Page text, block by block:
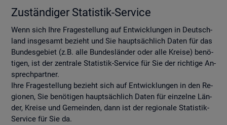
Zu­stän­di­ger Sta­tis­tik-Ser­vice
Wenn sich Ihre Fra­ge­stel­lung auf Ent­wick­lun­gen in Deutsch­
land ins­ge­samt be­zieht und Sie haupt­säch­lich Daten für das
Bun­des­ge­biet (z.B. alle Bun­des­län­der oder alle Krei­se) be­nö­
ti­gen, ist der zen­tra­le Sta­tis­tik-Ser­vice für Sie der rich­ti­ge An­
sprech­part­ner.
Ihre Fra­ge­stel­lung be­zieht sich auf Ent­wick­lun­gen in den Re­
gio­nen, Sie be­nö­ti­gen haupt­säch­lich Daten für ein­zel­ne Län­
der, Krei­se und Ge­mein­den, dann ist der re­gio­na­le Sta­tis­tik-
Ser­vice für Sie da.